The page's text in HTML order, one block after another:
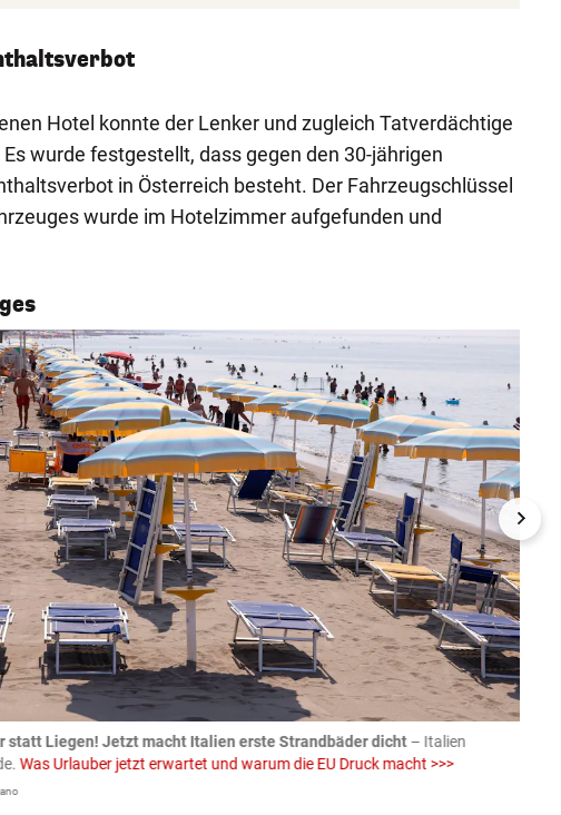
Hotel konnte der Lenker und zugleich Tatverdächtige
wurde festgestellt, dass gegen den 30-jährigen
in Österreich besteht. Der Fahrzeugschlüssel
wurde im Hotelzimmer aufgefunden und
statt Liegen! Jetzt macht Italien erste Strandbäder dicht– Italien
Was Urlauber jetzt erwartet und warum die EU Druck macht >>>